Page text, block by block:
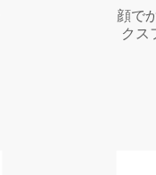
顔で
クス